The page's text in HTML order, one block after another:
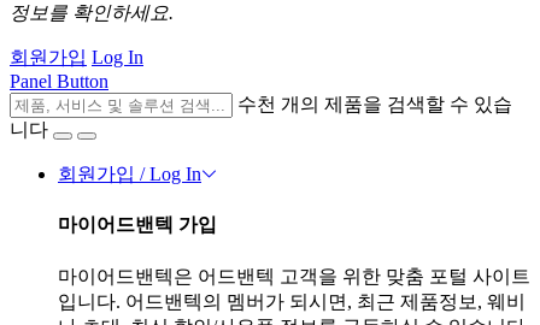
정보를 확인하세요.
회원가입 Log In
Panel Button
수천 개의 제품을 검색할 수 있습
니다
회원가입 / Log In
마이어드밴텍 가입
마이어드밴텍은 어드밴텍 고객을 위한 맞춤 포털 사이트
입니다. 어드밴텍의 멤버가 되시면, 최근 제품정보, 웨비